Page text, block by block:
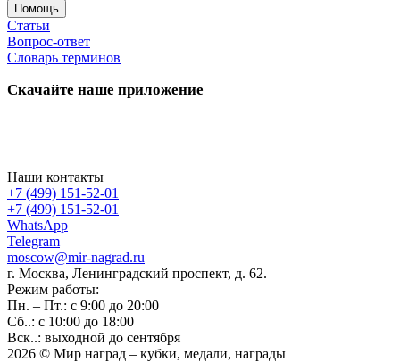
Помощь
Статьи
Вопрос-ответ
Словарь терминов
Скачайте наше приложение
Наши контакты
+7 (499) 151-52-01
+7 (499) 151-52-01
WhatsApp
Telegram
moscow@mir-nagrad.ru
г. Москва, Ленинградский проспект, д. 62.
Режим работы:
Пн. – Пт.: с 9:00 до 20:00
Сб..: с 10:00 до 18:00
Вск..: выходной до сентября
2026 © Мир наград – кубки, медали, награды